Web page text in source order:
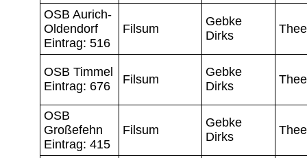
OSB Aurich-
Oldendorf
Eintrag: 516
Filsum
Gebke
Dirks
OSB Timmel
Eintrag: 676
Filsum
Gebke
Dirks
OSB
Großefehn
Eintrag: 415
Filsum
Gebke
Dirks